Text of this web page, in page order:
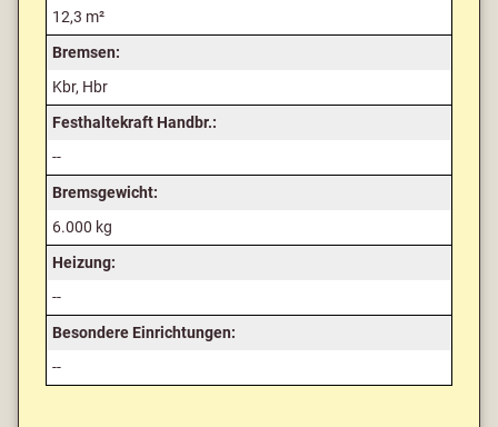
12,3 m²
Bremsen:
Kbr, Hbr
Festhaltekraft Handbr.:
--
Bremsgewicht:
6.000 kg
Heizung:
--
Besondere Einrichtungen:
--